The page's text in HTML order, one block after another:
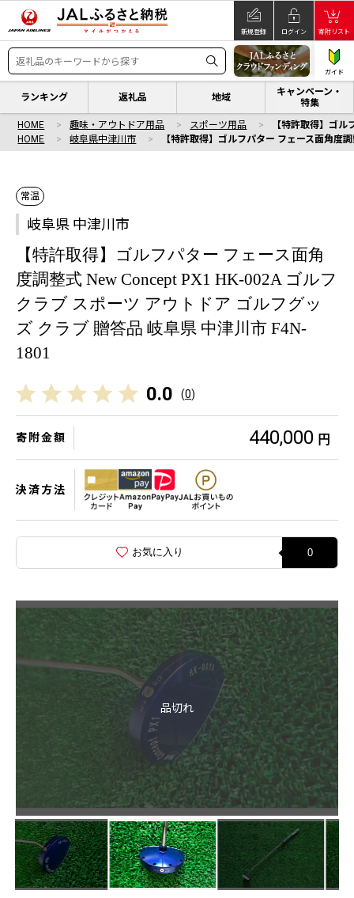
新規登録 ログイン 寄附リスト
ガイド
ランキング 返礼品 地域
キャンペーン・
特集
HOME 趣味・アウトドア用品 スポーツ用品
【特許取得】ゴ
HOME
岐阜県中津川市 【特許取得】ゴルフパター フェース面角
常温
岐阜県 中津川市
【特許取得】ゴルフパター フェース面角
度調整式 New Concept PX1 HK-002A ゴルフ
クラブ スポーツ アウトドア ゴルフグッ
ズ クラブ 贈答品 岐阜県 中津川市 F4N-
1801
0.0 (0)
寄附金額 440,000 円
決済方法
お気に入り 0
品切れ